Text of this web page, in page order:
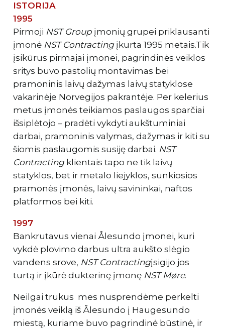
ISTORIJA
1995
Pirmoji NST Groupįmonių grupei priklausanti
įmonė NST Contractingįkurta 1995 metais.Tik
įsikūrus pirmajai įmonei, pagrindinės veiklos
sritys buvo pastolių montavimas bei
pramoninis laivų dažymas laivų statyklose
vakarinėje Norvegijos pakrantėje. Per kelerius
metus įmonės teikiamos paslaugos sparčiai
išsiplėtojo – pradėti vykdyti aukštuminiai
darbai, pramoninis valymas, dažymas ir kiti su
šiomis paslaugomis susiję darbai. NST
Contractingklientais tapo ne tik laivų
statyklos, bet ir metalo liejyklos, sunkiosios
pramonės įmonės, laivų savininkai, naftos
platformos bei kiti.
1997
Bankrutavus vienai Ålesundo įmonei, kuri
vykdė plovimo darbus ultra aukšto slėgio
vandens srove, NST Contractingįsigijo jos
turtą ir įkūrė dukterinę įmonę NST Møre.
Neilgai trukus mes nusprendėme perkelti
įmonės veiklą iš Ålesundo į Haugesundo
miestą, kuriame buvo pagrindinė būstinė, ir